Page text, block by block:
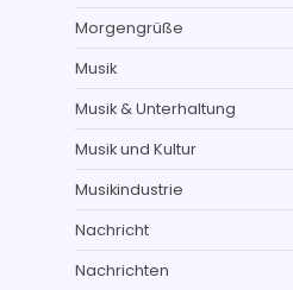
Morgengrüße
Musik
Musik & Unterhaltung
Musik und Kultur
Musikindustrie
Nachricht
Nachrichten